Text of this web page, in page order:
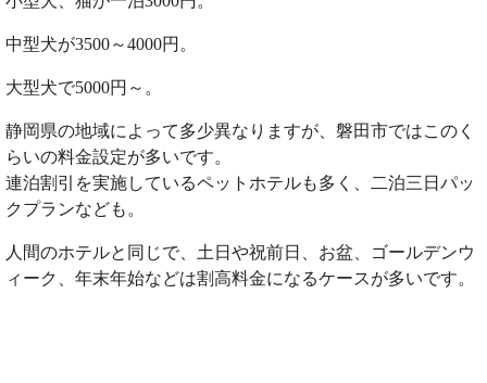
中型犬が3500～4000円。
大型犬で5000円～。
静岡県の地域によって多少異なりますが、磐田市ではこのく
らいの料金設定が多いです。
連泊割引を実施しているペットホテルも多く、二泊三日パッ
クプランなども。
人間のホテルと同じで、土日や祝前日、お盆、ゴールデンウ
ィーク、年末年始などは割高料金になるケースが多いです。